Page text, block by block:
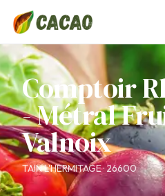
Comptoir
- Métral
Valnoix
TAIN L'HERMITAGE · 26600